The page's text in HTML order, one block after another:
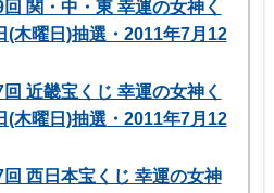
関・中・東 幸運の女神く
(木曜日)抽選・2011年7月12
近畿宝くじ 幸運の女神く
(木曜日)抽選・2011年7月12
西日本宝くじ 幸運の女神